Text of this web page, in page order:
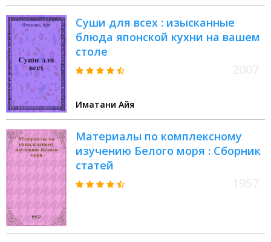
Суши для всех : изысканные
блюда японской кухни на вашем
столе
Иматани Айя
Материалы по комплексному
изучению Белого моря : Сборник
статей